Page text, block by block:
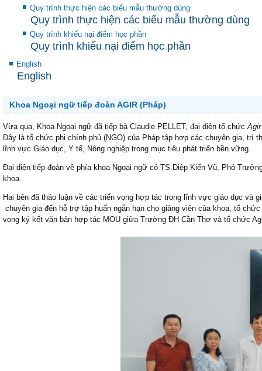
Quy trình thực hiện các biểu mẫu thường dùng
Quy trình thực hiện các biểu mẫu thường dùng
Quy trình khiếu nại điểm học phần
Quy trình khiếu nại điểm học phần
English
English
Khoa Ngoại ngữ tiếp đoàn AGIR (Pháp)
Vừa qua, Khoa Ngoại ngữ đã tiếp bà Claudie PELLET, đại diện tổ chứcAgir
Đây là tổ chức phi chính phủ (NGO) của Pháp tập hợp các chuyên gia,
lĩnh vực Giáo dục, Y tế, Nông nghiệp trong mục tiêu phát triển bền vững.
Đại diện tiếp đoàn về phía khoa Ngoại ngữ có TS.Diệp Kiến Vũ, Phó
khoa.
Hai bên đã thảo luận về các triển vọng hợp tác trong lĩnh vực giáo dục và
chuyên gia đến hỗ trợ tập huấn ngắn hạn cho giảng viên của khoa, tổ
vọng ký kết văn bản hợp tác MOU giữa Trường ĐH Cần Thơ và tổ chức